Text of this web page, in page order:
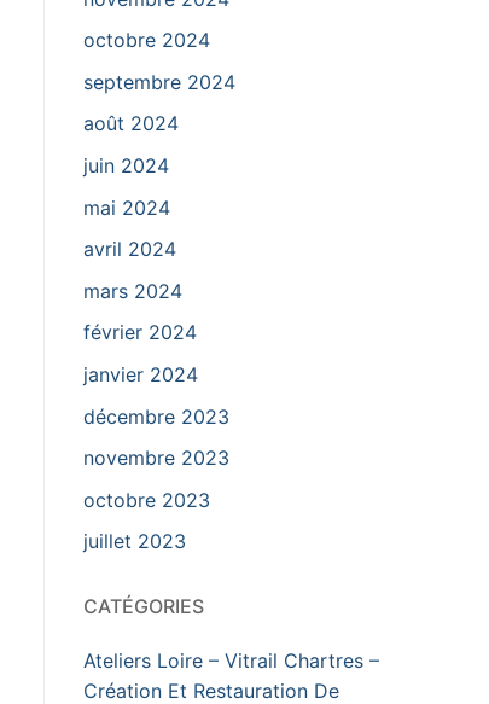
octobre 2024
septembre 2024
août 2024
juin 2024
mai 2024
avril 2024
mars 2024
février 2024
janvier 2024
décembre 2023
novembre 2023
octobre 2023
juillet 2023
CATÉGORIES
Ateliers Loire – Vitrail Chartres –
Création Et Restauration De